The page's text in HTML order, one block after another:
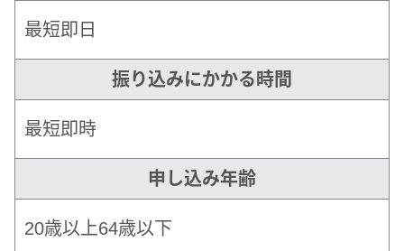
最短即日
振り込みにかかる時間
最短即時
申し込み年齢
20歳以上64歳以下